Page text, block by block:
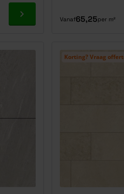
Ga naar product
Vanaf65,25per m²
Korting? Vraag